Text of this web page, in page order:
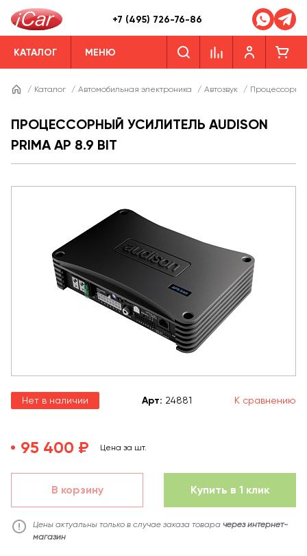
+7 (495) 726-76-86
КАТАЛОГ МЕНЮ
/ Каталог / Автомобильная электроника / Автозвук /
ПРОЦЕССОРНЫЙ УСИЛИТЕЛЬ AUDISON
PRIMA AP 8.9 BIT
Нет в наличии Арт: 24881 К сравнению
95 400 ₽ Цена за шт.
В корзину Купить в 1 клик
Цены актуальны только в случае заказа товара через интернет-
магазин